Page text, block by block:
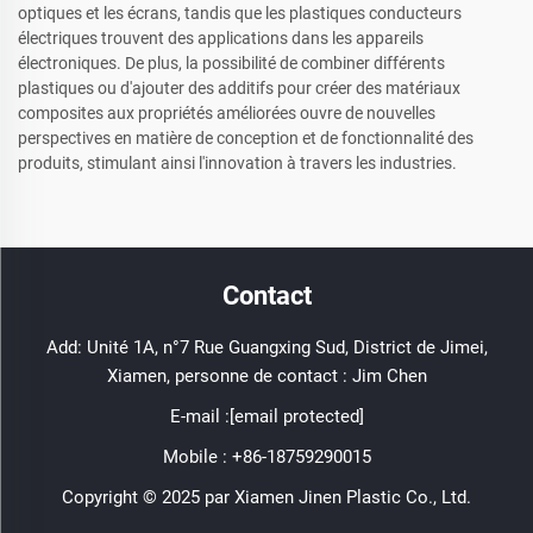
optiques et les écrans, tandis que les plastiques conducteurs
électriques trouvent des applications dans les appareils
électroniques. De plus, la possibilité de combiner différents
plastiques ou d'ajouter des additifs pour créer des matériaux
composites aux propriétés améliorées ouvre de nouvelles
perspectives en matière de conception et de fonctionnalité des
produits, stimulant ainsi l'innovation à travers les industries.
Contact
Add: Unité 1A, n°7 Rue Guangxing Sud, District de Jimei,
Xiamen, personne de contact : Jim Chen
E-mail :[email protected]
Mobile : +86-18759290015
Copyright © 2025 par Xiamen Jinen Plastic Co., Ltd.